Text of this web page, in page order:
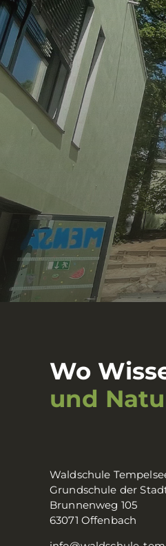
Wo
und
Waldschule
Grundschule der
Brunnenweg 105
63071 Offenbach